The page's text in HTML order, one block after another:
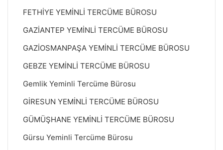
FETHİYE YEMİNLİ TERCÜME BÜROSU
GAZİANTEP YEMİNLİ TERCÜME BÜROSU
GAZİOSMANPAŞA YEMİNLİ TERCÜME BÜROSU
GEBZE YEMİNLİ TERCÜME BÜROSU
Gemlik Yeminli Tercüme Bürosu
GİRESUN YEMİNLİ TERCÜME BÜROSU
GÜMÜŞHANE YEMİNLİ TERCÜME BÜROSU
Gürsu Yeminli Tercüme Bürosu